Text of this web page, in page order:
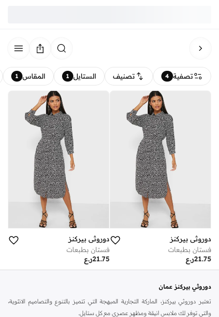
تصفية 4 تصنيف الستايل 1 المقاس 1
دوروثي بيركنز
فستان بطبعات
ر.ع21.75
دوروثي بيركنز
فستان بطبعات
ر.ع21.75
دوروثي بيركنز عمان
تعتبر دوروثي بيركنز، الماركة التجارية المبهجة التي تتميز بالتنوع والتصاميم الانثوية،
والتي توفر لك ملابس انيقة ومظهر عصري مع كل ستايل.